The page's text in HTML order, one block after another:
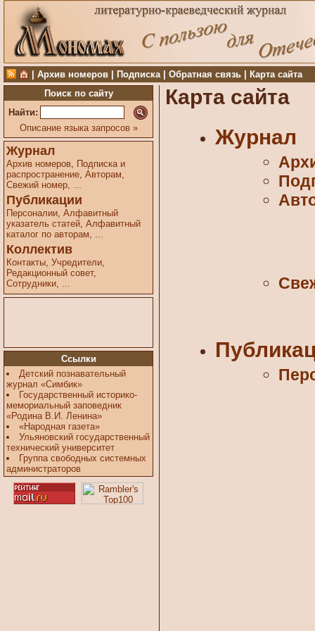
Архив номеров Подписка| Обратная связь
Карта сайта
Поиск по сайту
Найти:
Описание языка запросов »
Журнал
Архив номеров, Подписка и
распространение, Авторам,
Свежий номер, ...
Публикации
Персоналии, Алфавитный
указатель статей, Алфавитный
каталог по авторам, ...
Коллектив
Контакты, Учредители,
Редакционный совет,
Сотрудники, ...
Ссылки
Детский познавательный
журнал «Симбик»
Государственный историко-
мемориальный заповедник
«Родина В.И. Ленина»
«Народная газета»
Ульяновский государственный
технический университет
Группа свободных системных
администраторов
Карта сайта
Журнал